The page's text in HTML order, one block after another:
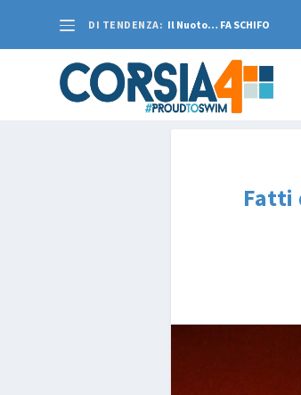
DI TENDENZA: Il Nuoto… FA SCHIFO
Fatti